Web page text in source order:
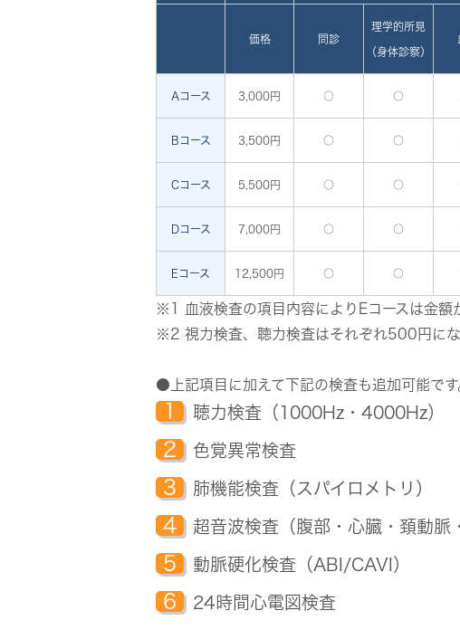
価格 問診
理学的所見
（身体診察）
Aコース 3,000円 ○ ○
Bコース 3,500円 ○ ○
Cコース 5,500円 ○ ○
Dコース 7,000円 ○ ○
Eコース 12,500円 ○ ○
※1 血液検査の項目内容によりEコースは金額
※2 視力検査、聴力検査はそれぞれ500円にな
●上記項目に加えて下記の検査も追加可能です
1 聴力検査（1000Hz・4000Hz）
2 色覚異常検査
3 肺機能検査（スパイロメトリ）
4 超音波検査（腹部・心臓・頚動脈
5 動脈硬化検査（ABI/CAVI）
6 24時間心電図検査